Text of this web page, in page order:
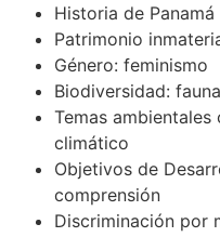
Historia de
Patrimonio
Género: feminismo
Biodiversidad:
Temas
climático
Objetivos de
comprensión
Discriminación por